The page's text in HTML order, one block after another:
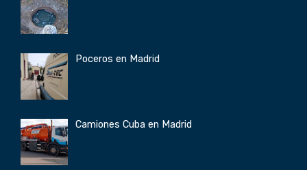
Poceros en Madrid
Camiones Cuba en Madrid